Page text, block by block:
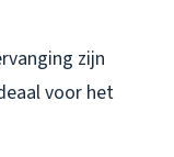
zijn
voor het